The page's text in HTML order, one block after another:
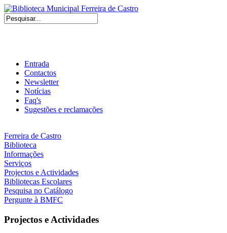
Entrada
Contactos
Newsletter
Notícias
Faq's
Sugestões e reclamações
Ferreira de Castro
Biblioteca
Informações
Serviços
Projectos e Actividades
Bibliotecas Escolares
Pesquisa no Catálogo
Pergunte à BMFC
Projectos e Actividades